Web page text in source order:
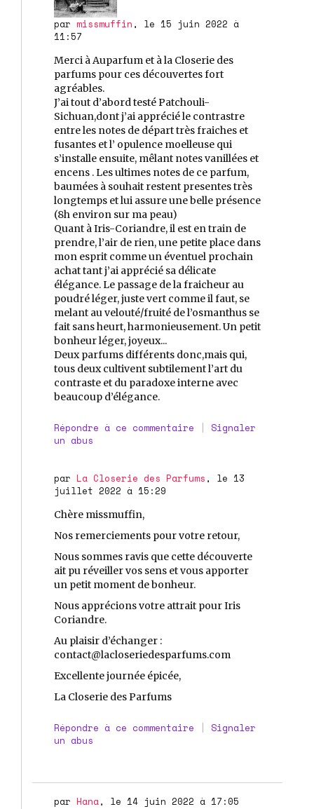
par missmuffin , le 15 juin 2022 à
11:57
Merci à Auparfum et à la Closerie des
parfums pour ces découvertes fort
agréables.
J’ai tout d’abord testé Patchouli-
Sichuan,dont j’ai apprécié le contrastre
entre les notes de départ très fraiches et
fusantes et l’ opulence moelleuse qui
s’installe ensuite, mêlant notes vanillées et
encens . Les ultimes notes de ce parfum,
baumées à souhait restent presentes très
longtemps et lui assure une belle présence
(8h environ sur ma peau)
Quant à Iris-Coriandre, il est en train de
prendre, l’air de rien, une petite place dans
mon esprit comme un éventuel prochain
achat tant j’ai apprécié sa délicate
élégance. Le passage de la fraicheur au
poudré léger, juste vert comme il faut, se
melant au velouté/fruité de l’osmanthus se
fait sans heurt, harmonieusement. Un petit
bonheur léger, joyeux...
Deux parfums différents donc,mais qui,
tous deux cultivent subtilement l’art du
contraste et du paradoxe interne avec
beaucoup d’élégance.
Répondre à ce commentaire | Signaler
un abus
par La Closerie des Parfums , le 13
juillet 2022 à 15:29
Chère missmuffin,
Nos remerciements pour votre retour,
Nous sommes ravis que cette découverte
ait pu réveiller vos sens et vous apporter
un petit moment de bonheur.
Nous apprécions votre attrait pour Iris
Coriandre.
Au plaisir d’échanger :
contact@lacloseriedesparfums.com
Excellente journée épicée,
La Closerie des Parfums
Répondre à ce commentaire | Signaler
un abus
par Hana, le 14 juin 2022 à 17:05